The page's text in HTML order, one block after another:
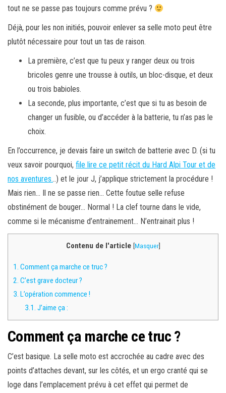
tout ne se passe pas toujours comme prévu ?
Déjà, pour les non initiés, pouvoir enlever sa selle moto peut être
plutôt nécessaire pour tout un tas de raison.
La première, c’est que tu peux y ranger deux ou trois
bricoles genre une trousse à outils, un bloc-disque, et deux
ou trois babioles.
La seconde, plus importante, c’est que si tu as besoin de
changer un fusible, ou d’accéder à la batterie, tu n’as pas le
choix.
En l’occurrence, je devais faire un switch de batterie avec D. (si tu
veux savoir pourquoi, file lire ce petit récit du Hard Alpi Tour et de
nos aventures...) et le jour J, j’applique strictement la procédure !
Mais rien… Il ne se passe rien… Cette foutue selle refuse
obstinément de bouger… Normal ! La clef tourne dans le vide,
comme si le mécanisme d’entrainement… N’entrainait plus !
Contenu de l'article [Masquer]
1. Comment ça marche ce truc ?
2. C’est grave docteur ?
3. L’opération commence !
3.1. J’aime ça :
Comment ça marche ce truc ?
C’est basique. La selle moto est accrochée au cadre avec des
points d’attaches devant, sur les côtés, et un ergo cranté qui se
loge dans l’emplacement prévu à cet effet qui permet de